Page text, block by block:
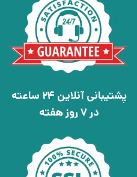
پشتیبانی آنلاین 24 ساعته
در 7 روز هفته